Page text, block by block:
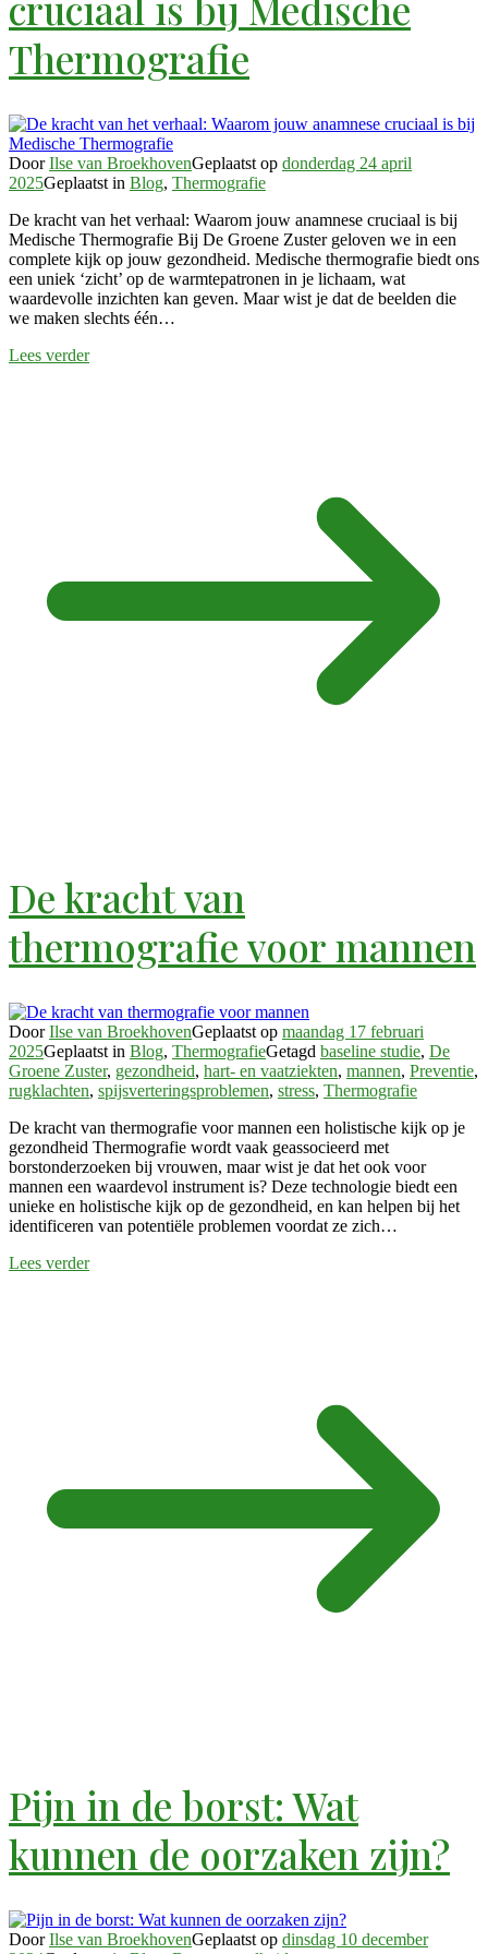
Thermografie
DoorIlse van BroekhovenGeplaatst op donderdag 24 april
2025Geplaatst in Blog, Thermografie
De kracht van het verhaal: Waarom jouw anamnese cruciaal is bij
Medische Thermografie Bij De Groene Zuster geloven we in een
complete kijk op jouw gezondheid. Medische thermografie biedt ons
een uniek ‘zicht’ op de warmtepatronen in je lichaam, wat
waardevolle inzichten kan geven. Maar wist je dat de beelden die
we maken slechts één…
Lees verder
De kracht van
thermografie voor mannen
DoorIlse van BroekhovenGeplaatst op maandag 17 februari
2025Geplaatst in Blog, ThermografieGetagd baseline studie, De
Groene Zuster, gezondheid, hart- en vaatziekten, mannen, Preventie,
rugklachten, spijsverteringsproblemen, stress, Thermografie
De kracht van thermografie voor mannen een holistische kijk op je
gezondheid Thermografie wordt vaak geassocieerd met
borstonderzoeken bij vrouwen, maar wist je dat het ook voor
mannen een waardevol instrument is? Deze technologie biedt een
unieke en holistische kijk op de gezondheid, en kan helpen bij het
identificeren van potentiële problemen voordat ze zich…
Lees verder
Pijn in de borst: Wat
kunnen de oorzaken zijn?
DoorIlse van BroekhovenGeplaatst op dinsdag 10 december